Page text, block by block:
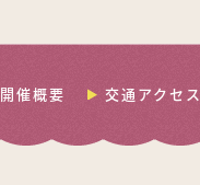
開催概要 交通アクセス